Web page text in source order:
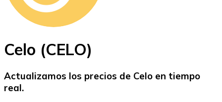
Ethereum
Celo (CELO)
Actualizamos los precios de Celo en tiempo
real.